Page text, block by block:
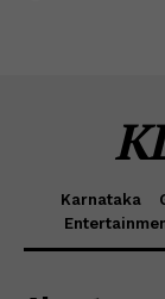
Karnataka